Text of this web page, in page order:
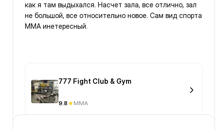
как я там выдыхался. Насчет зала, все отлично, зал
не большой, все относительно новое. Сам вид спорта
ММА инетересный.
777 Fight Club & Gym
9.8 MMA